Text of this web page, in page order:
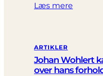
Læs mere
ARTIKLER
Johan Wohlert
over hans